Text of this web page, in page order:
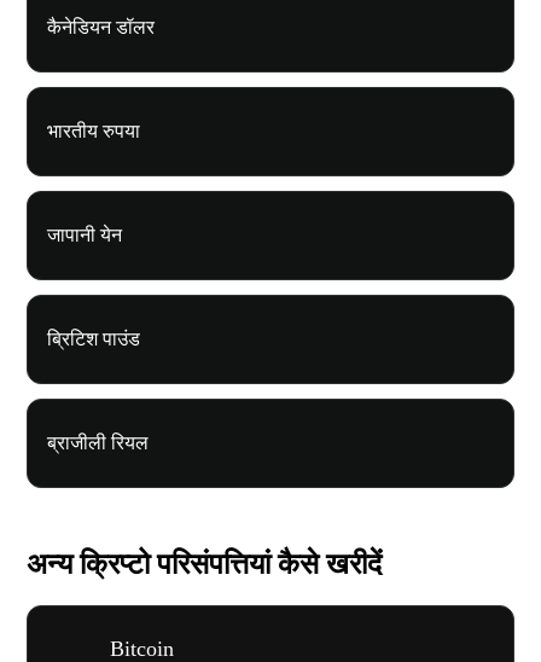
कैनेडियन डॉलर
भारतीय रुपया
जापानी येन
ब्रिटिश पाउंड
ब्राजीली रियल
अन्य क्रिप्टो परिसंपत्तियां कैसे खरीदें
Bitcoin